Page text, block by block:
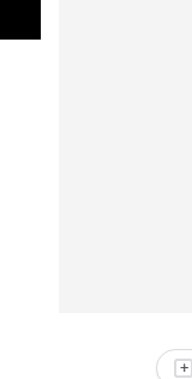
+